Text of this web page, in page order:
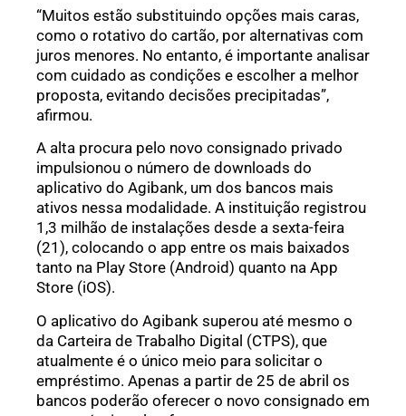
“Muitos estão substituindo opções mais caras,
como o rotativo do cartão, por alternativas com
juros menores. No entanto, é importante analisar
com cuidado as condições e escolher a melhor
proposta, evitando decisões precipitadas”,
afirmou.
A alta procura pelo novo consignado privado
impulsionou o número de downloads do
aplicativo do Agibank, um dos bancos mais
ativos nessa modalidade. A instituição registrou
1,3 milhão de instalações desde a sexta-feira
(21), colocando o app entre os mais baixados
tanto na Play Store (Android) quanto na App
Store (iOS).
O aplicativo do Agibank superou até mesmo o
da Carteira de Trabalho Digital (CTPS), que
atualmente é o único meio para solicitar o
empréstimo. Apenas a partir de 25 de abril os
bancos poderão oferecer o novo consignado em